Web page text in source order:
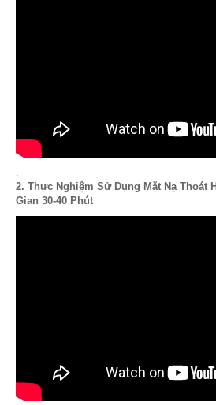
.
2. Thực Nghiệm Sử Dụng Mặt Nạ Thoát
Gian 30-40 Phút